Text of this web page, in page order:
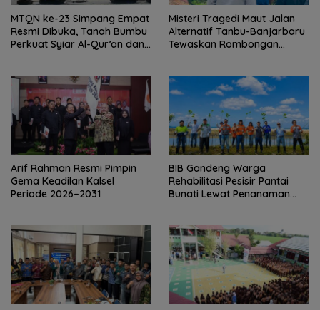
MTQN ke-23 Simpang Empat
Resmi Dibuka, Tanah Bumbu
Perkuat Syiar Al-Qur’an dan
Misteri Tragedi Maut Jalan
Alternatif Tanbu-Banjarbaru
Tewaskan Rombongan
Arif Rahman Resmi Pimpin
Gema Keadilan Kalsel
Periode 2026–2031
BIB Gandeng Warga
Rehabilitasi Pesisir Pantai
Bunati Lewat Penanaman